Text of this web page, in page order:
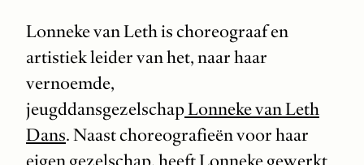
Lonneke van Leth is choreograaf en
artistiek leider van het, naar haar
vernoemde,
jeugddansgezelschapLonneke van Leth
Dans. Naast choreografieën voor haar